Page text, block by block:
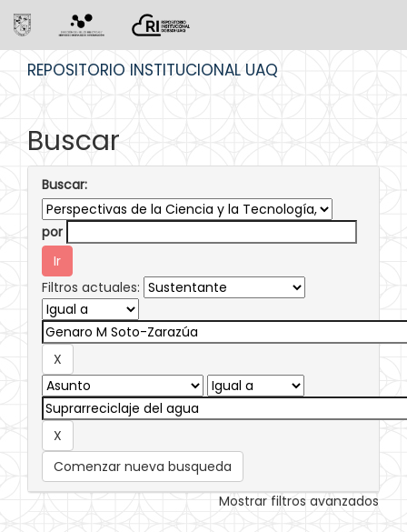
REPOSITORIO INSTITUCIONAL UAQ
Buscar
Buscar:
por
Filtros actuales:
Comenzar nueva busqueda
Mostrar filtros avanzados